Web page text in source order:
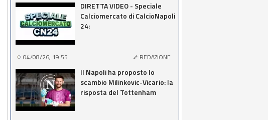
DIRETTA VIDEO - Speciale
Calciomercato di CalcioNapoli
24:
04/08/26, 19:55 REDAZIONE
Il Napoli ha proposto lo
scambio Milinkovic-Vicario: la
risposta del Tottenham